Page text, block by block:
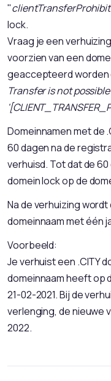
"
lock.
Vraag je een
voorzien van een
geaccepteerd worden
Transfer is not
Domeinnamen met de
60 dagen na de
verhuisd. Tot dat de
domein lock op de
Na de verhuizing
domeinnaam met één
Voorbeeld:
Je verhuist een .CITY
domeinnaam heeft op
21-02-2021. Bij de
verlenging, de nieuwe
2022.